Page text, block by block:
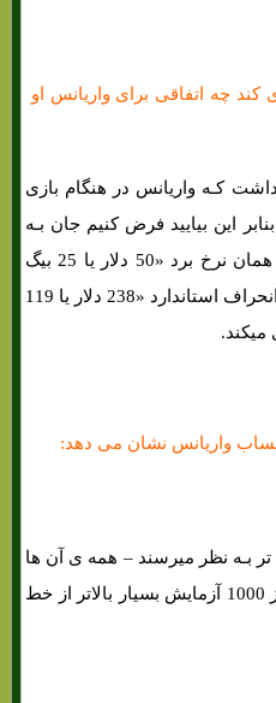
چه اتفاقی برای واریانس او
کـه واریانس در هنگام بازی
این بیایید فرض کنیم جان بـه
مدت 10 ماه «40000 دست» با همان نرخ برد «50 دلار یا 25 بیگ
بلایند در هر 100 دست» و همان انحراف استاندارد «238 دلار یا 119
واریانس نشان می دهد:
بـه نظر میرسند – همه ی آن ها
بالا میروند. و حتی بدترین پایان از 1000 آزمایش بسیار بالاتر از خط